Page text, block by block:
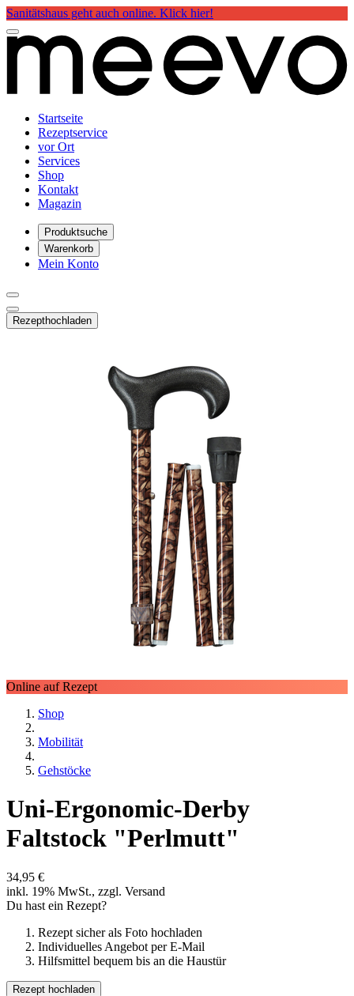
Sanitätshaus geht auch online. Klick hier!
Startseite
Rezeptservice
vor Ort
Services
Shop
Kontakt
Magazin
Produktsuche
Warenkorb
Mein Konto
Rezepthochladen
Online auf Rezept
Shop
Mobilität
Gehstöcke
Uni-Ergonomic-Derby
Faltstock "Perlmutt"
34,95 €
inkl. 19% MwSt., zzgl. Versand
Du hast ein Rezept?
Rezept sicher als Foto hochladen
Individuelles Angebot per E-Mail
Hilfsmittel bequem bis an die Haustür
Rezept hochladen